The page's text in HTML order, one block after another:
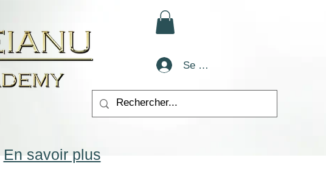
Se connecter
En savoir plus